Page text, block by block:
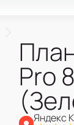
Pro
Яндекс